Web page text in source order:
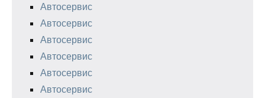
Автосервис
Автосервис
Автосервис
Автосервис
Автосервис
Автосервис